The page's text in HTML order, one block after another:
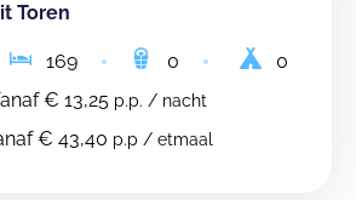
Toren
169 0
0
€ 13,25 p.p. / nacht
€ 43,40 p.p / etmaal